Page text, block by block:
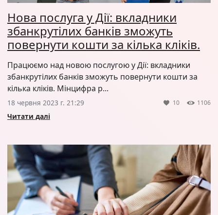
Нова послуга у Дії: вкладники
збанкрутілих банків зможуть
повернути кошти за кілька кліків.
Працюємо над новою послугою у Дії: вкладники
збанкрутілих банків зможуть повернути кошти за
кілька кліків. Мінцифра р...
18 червня 2023 г. 21:29 10 1106
Читати далі